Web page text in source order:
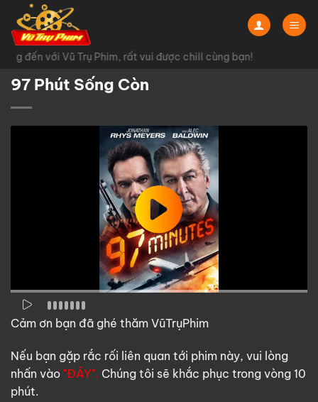
Chuyển
đến
nội
dungđến với Vũ Trụ Phim, rất vui được chill cùng bạn!
97 Phút Sống Còn
Cảm ơn bạn đã ghé thăm VũTrụPhim
Nếu bạn gặp rắc rối liên quan tới phim này, vui lòng
nhấn vào "ĐÂY". Chúng tôi sẽ khắc phục trong vòng 10
phút.